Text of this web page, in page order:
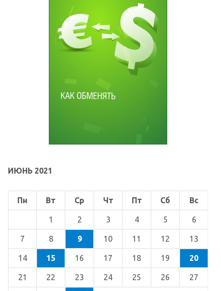
ИЮНЬ 2021
Пн Вт Ср Чт Пт Сб Вс
1 2 3 4 5 6
7 8 9 10 11 12 13
14 15 16 17 18 19 20
21 22 23 24 25 26 27